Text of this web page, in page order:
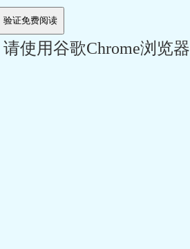
使用谷歌Chrome浏览器